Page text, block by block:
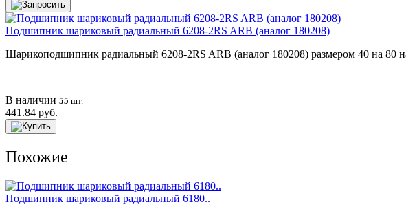
Подшипник шариковый радиальный 6208-2RS ARB (аналог 180208)
Шарикоподшипник радиальный 6208-2RS ARB (аналог 180208) размером 40 на 80
В наличии 55 шт.
441.84 руб.
Похожие
Подшипник шариковый радиальный 6180..